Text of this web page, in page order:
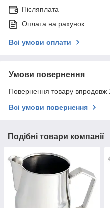
Післяплата
Оплата на рахунок
Всі умови оплати
Умови повернення
Повернення товару впродовж
Всі умови повернення
Подібні товари компанії